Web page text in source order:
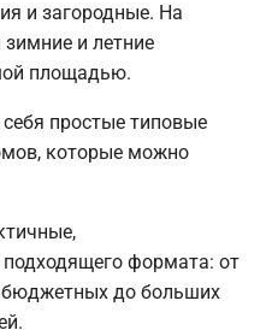
и загородные. На
и летние
площадью.
простые типовые
которые можно
формата: от
до больших